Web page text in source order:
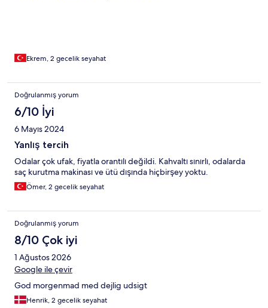
Ekrem, 2 gecelik seyahat
Doğrulanmış yorum
6/10 İyi
6 Mayıs 2024
Yanlış tercih
Odalar çok ufak, fiyatla orantılı değildi. Kahvaltı sınırlı, odalarda
saç kurutma makinası ve ütü dışında hiçbirşey yoktu.
Ömer, 2 gecelik seyahat
Doğrulanmış yorum
8/10 Çok iyi
1 Ağustos 2026
Google ile çevir
God morgenmad med dejlig udsigt
Henrik, 2 gecelik seyahat